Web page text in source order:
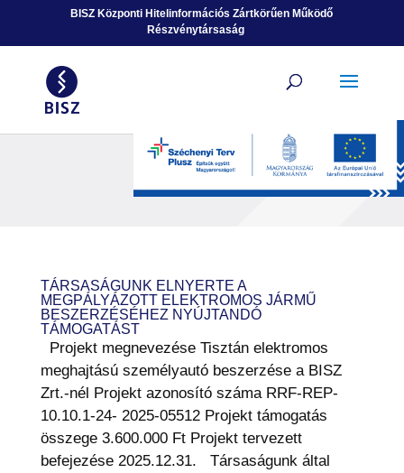
Ugrás a tartalomhozBISZ Központi Hitelinformációs Zártkörűen Működő
Részvénytársaság
TÁRSASÁGUNK ELNYERTE A
MEGPÁLYÁZOTT ELEKTROMOS JÁRMŰ
BESZERZÉSÉHEZ NYÚJTANDÓ
TÁMOGATÁST
Projekt megnevezése Tisztán elektromos
meghajtású személyautó beszerzése a BISZ
Zrt.-nél Projekt azonosító száma RRF-REP-
10.10.1-24- 2025-05512 Projekt támogatás
összege 3.600.000 Ft Projekt tervezett
befejezése 2025.12.31. Társaságunk által